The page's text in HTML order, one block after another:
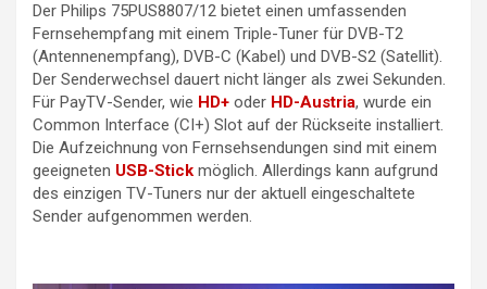
Der Philips 75PUS8807/12 bietet einen umfassenden
Fernsehempfang mit einem Triple-Tuner für DVB-T2
(Antennenempfang), DVB-C (Kabel) und DVB-S2 (Satellit).
Der Senderwechsel dauert nicht länger als zwei Sekunden.
Für PayTV-Sender, wie HD+ oder HD-Austria, wurde ein
Common Interface (CI+) Slot auf der Rückseite installiert.
Die Aufzeichnung von Fernsehsendungen sind mit einem
geeigneten USB-Stick möglich. Allerdings kann aufgrund
des einzigen TV-Tuners nur der aktuell eingeschaltete
Sender aufgenommen werden.